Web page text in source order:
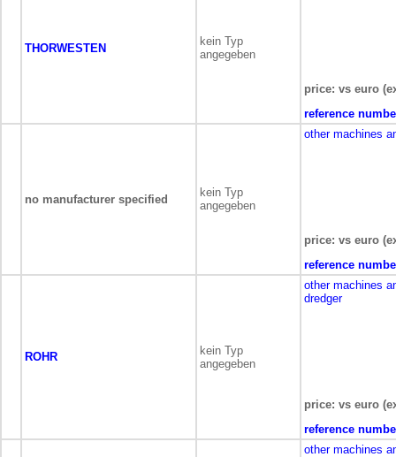
THORWESTEN
kein Typ
angegeben
price: vs euro
reference
no manufacturer specified
kein Typ
angegeben
other machines
price: vs euro
reference
ROHR
kein Typ
angegeben
other machines
dredger
price: vs euro
reference
other machines